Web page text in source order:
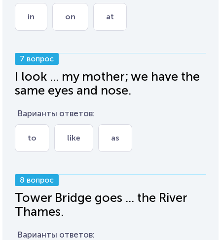
in on at
7 вопрос
I look ... my mother; we have the
same eyes and nose.
Варианты ответов:
to like as
8 вопрос
Tower Bridge goes ... the River
Thames.
Варианты ответов: